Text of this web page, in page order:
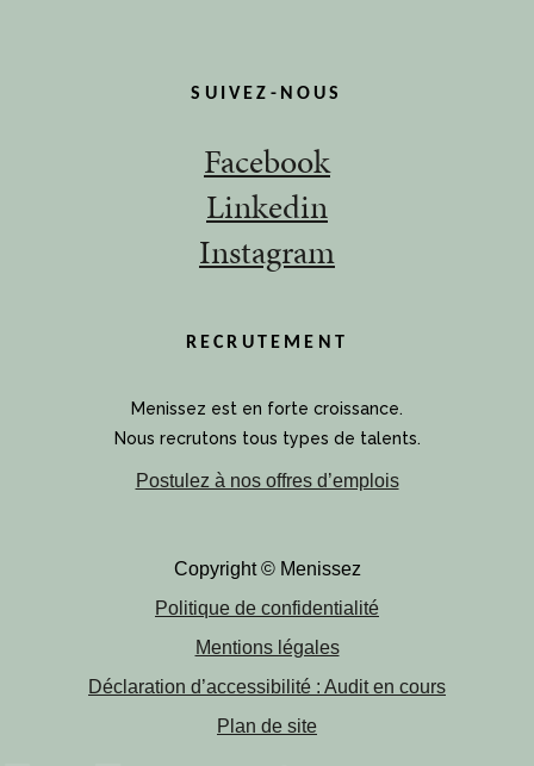
SUIVEZ-NOUS
Facebook
Linkedin
Instagram
RECRUTEMENT
Menissez est en forte croissance.
Nous recrutons tous types de talents.
Postulez à nos offres d’emplois
Copyright © Menissez
Politique de confidentialité
Mentions légales
Déclaration d’accessibilité : Audit en cours
Plan de site